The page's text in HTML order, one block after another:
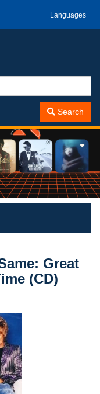
Languages
Search
Great
(CD)